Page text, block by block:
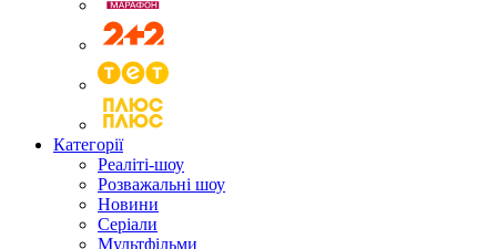
Категорії
Реаліті-шоу
Розважальні шоу
Новини
Серіали
Мультфільми